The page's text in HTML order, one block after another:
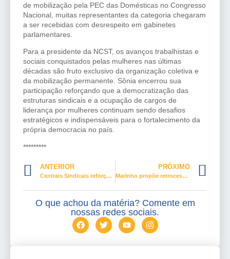
de mobilização pela PEC das Domésticas no Congresso
Nacional, muitas representantes da categoria chegaram
a ser recebidas com desrespeito em gabinetes
parlamentares.
Para a presidente da NCST, os avanços trabalhistas e
sociais conquistados pelas mulheres nas últimas
décadas são fruto exclusivo da organização coletiva e
da mobilização permanente. Sônia encerrou sua
participação reforçando que a democratização das
estruturas sindicais e a ocupação de cargos de
liderança por mulheres continuam sendo desafios
estratégicos e indispensáveis para o fortalecimento da
própria democracia no país.
*********
ANTERIOR
Centrais Sindicais reforçam combate ao trabalho infantil
PRÓXIMO
Marinho propõe retrocesso: flexibilidade ou precarização?
O que achou da matéria? Comente em
nossas redes sociais.